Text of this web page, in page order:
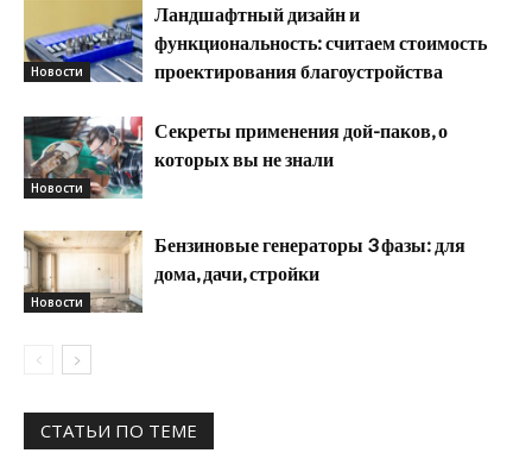
Новости
Ландшафтный дизайн и
функциональность: считаем стоимость
проектирования благоустройства
Новости
Секреты применения дой-паков, о
которых вы не знали
Новости
Бензиновые генераторы 3 фазы: для
дома, дачи, стройки
СТАТЬИ ПО ТЕМЕ